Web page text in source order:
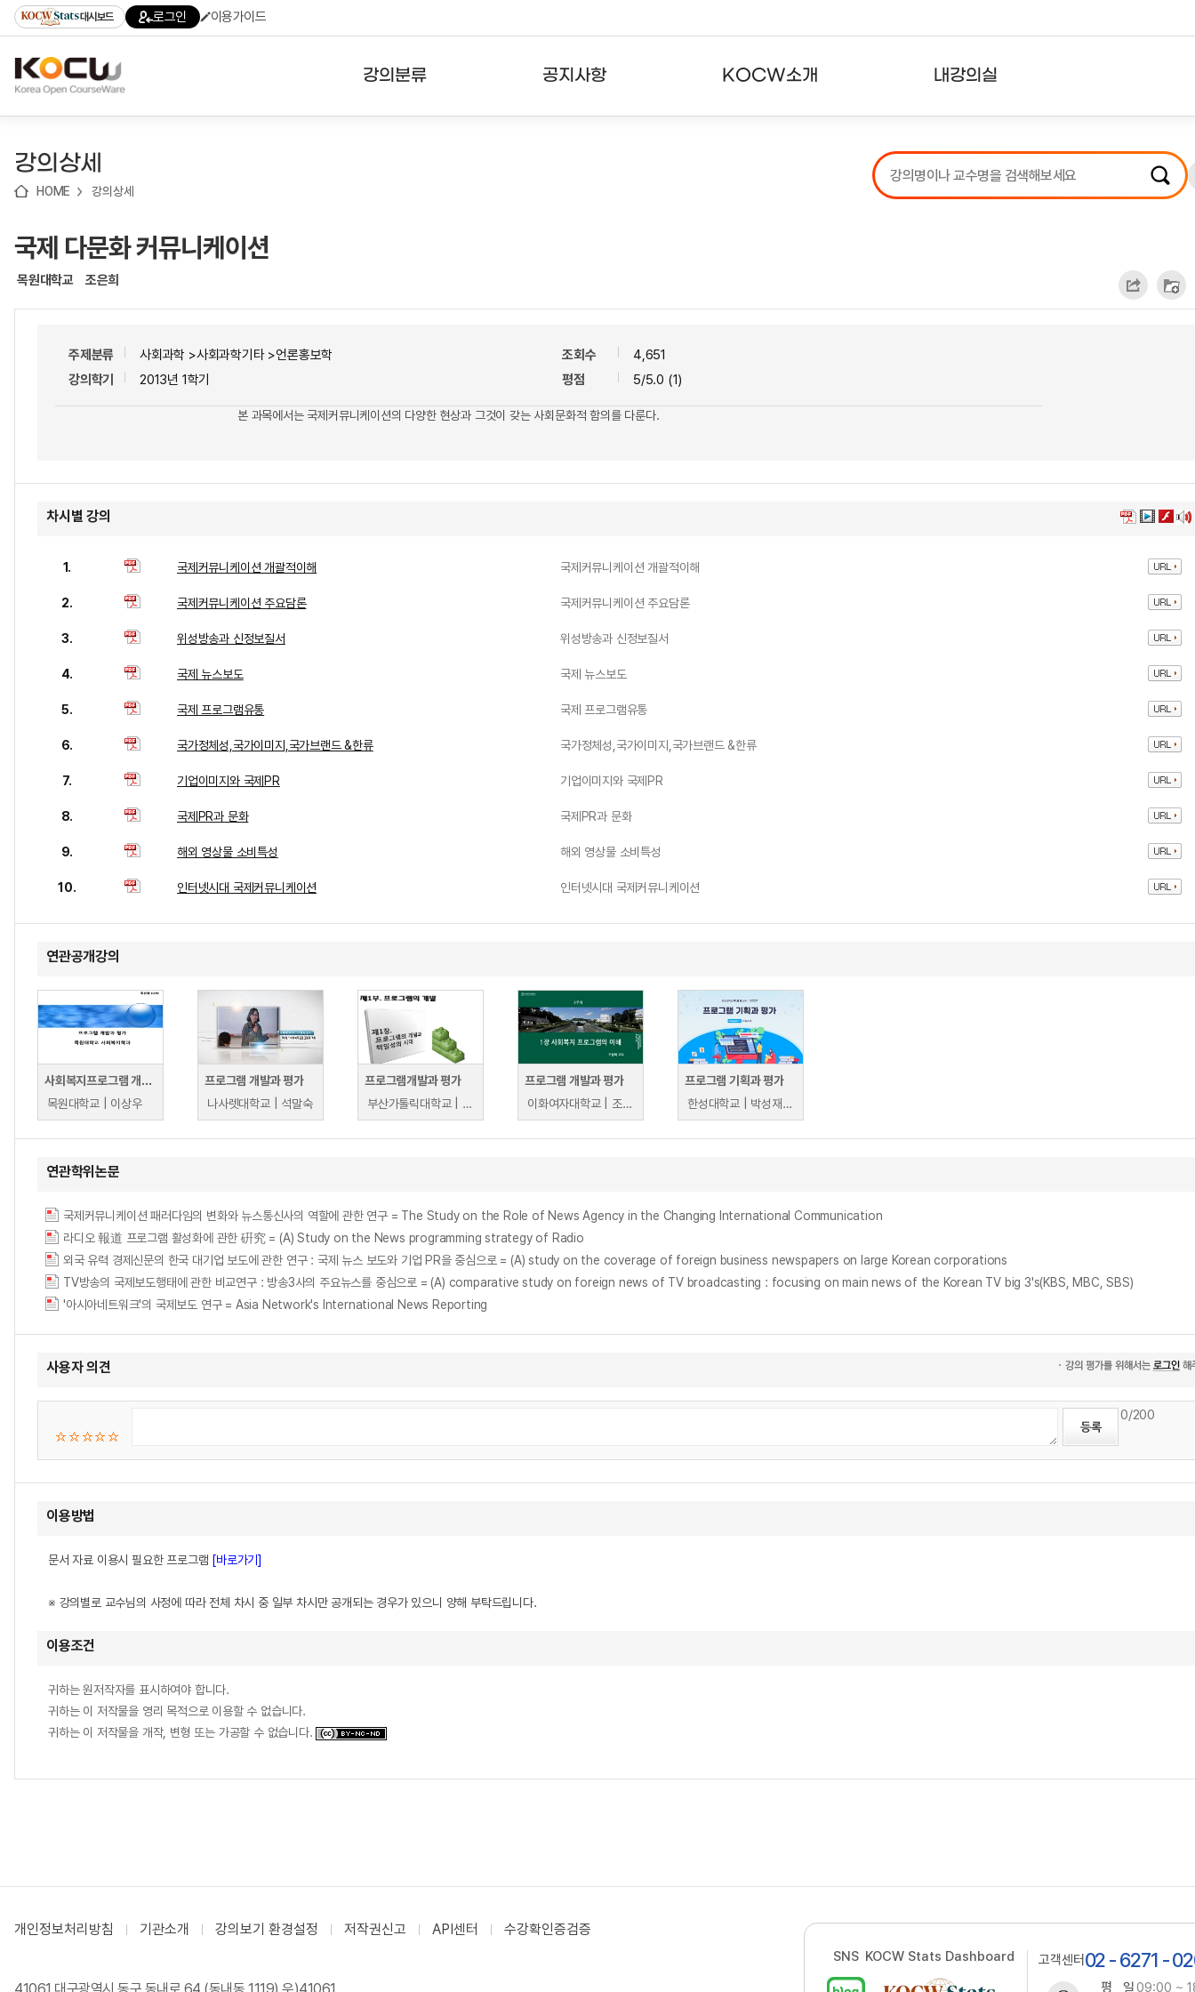
기
기
기
content)
가
대시보드 로그인 이용가이드
강의분류 공지사항 KOCW소개 내강의실
강의리스트
수강확인증강의
강의상세
HOME 강의상세
국제 다문화 커뮤니케이션
목원대학교 조은희
주제분류
사회과학 >사회과학기타 >언론홍보학
강의학기
2013년 1학기
조회수
4,651
평점
5/5.0 (1)
본 과목에서는 국제커뮤니케이션의 다양한 현상과 그것이 갖는 사회문화적 함의를 다룬다.
차시별 강의
1. 국제커뮤니케이션 개괄적이해 국제커뮤니케이션 개괄적이해
2. 국제커뮤니케이션 주요담론 국제커뮤니케이션 주요담론
3. 위성방송과 신정보질서 위성방송과 신정보질서
4. 국제 뉴스보도 국제 뉴스보도
5. 국제 프로그램유통 국제 프로그램유통
6. 국가정체성,국가이미지,국가브랜드 &한류 국가정체성,국가이미지,국가브랜드 &한류
7. 기업이미지와 국제PR 기업이미지와 국제PR
8. 국제PR과 문화 국제PR과 문화
9. 해외 영상물 소비특성 해외 영상물 소비특성
10. 인터넷시대 국제커뮤니케이션 인터넷시대 국제커뮤니케이션
연관공개강의
사회복지프로그램 개발과 평가
목원대학교 | 이상우
프로그램 개발과 평가
나사렛대학교 | 석말숙
프로그램개발과 평가
부산가톨릭대학교 | 우재희
프로그램 개발과 평가
이화여자대학교 | 조상미
프로그램 기획과 평가
한성대학교 | 박성재, 이정수, 김혜영
연관학위논문
국제커뮤니케이션 패러다임의 변화와 뉴스통신사의 역할에 관한 연구 = The Study on the Role of News Agency in the Changing International Communication
라디오 報道 프로그램 활성화에 관한 硏究 = (A) Study on the News programming strategy of Radio
외국 유력 경제신문의 한국 대기업 보도에 관한 연구 : 국제 뉴스 보도와 기업 PR을 중심으로 = (A) study on the coverage of foreign business newspapers on large Korean corporations
TV방송의 국제보도행태에 관한 비교연구 : 방송3사의 주요뉴스를 중심으로 = (A) comparative study on foreign news of TV broadcasting : focusing on main news of the Korean TV big 3's(KBS, MBC, SBS)
'아시아네트워크'의 국제보도 연구 = Asia Network's International News Reporting
사용자 의견
0/200
이용방법
문서 자료 이용시 필요한 프로그램 [바로가기]
※ 강의별로 교수님의 사정에 따라 전체 차시 중 일부 차시만 공개되는 경우가 있으니 양해 부탁드립니다.
이용조건
귀하는 원저작자를 표시하여야 합니다.
귀하는 이 저작물을 영리 목적으로 이용할 수 없습니다.
귀하는 이 저작물을 개작, 변형 또는 가공할 수 없습니다.
개인정보처리방침 기관소개 강의보기 환경설정 저작권신고 API센터 수강확인증검증
SNS KOCW Stats Dashboard 고객센터 02 - 6271 -
평 일09:00 ~